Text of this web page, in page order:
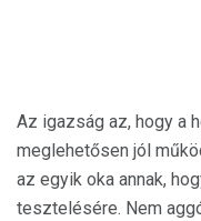
Az igazság az, hogy a
meglehetősen jól
az egyik oka annak,
tesztelésére. Nem